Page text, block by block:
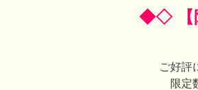
◆◇ 【
ご好評
限定